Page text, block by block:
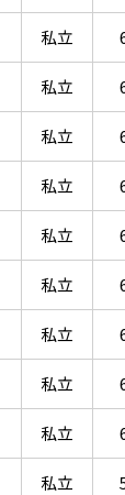
私立
私立
私立
私立
私立
私立
私立
私立
私立
私立